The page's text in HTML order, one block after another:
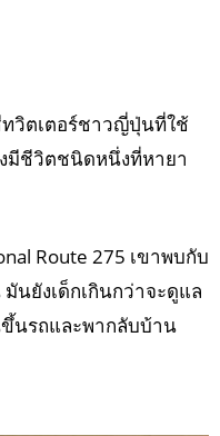
ทวิตเตอร์ชาวญี่ปุ่นที่ใช้
มีชีวิตชนิดหนึ่งที่หายา
Route 275 เขาพบกับ
นยังเด็กเกินกว่าจะดูแล
ขึ้นรถและพากลับบ้าน